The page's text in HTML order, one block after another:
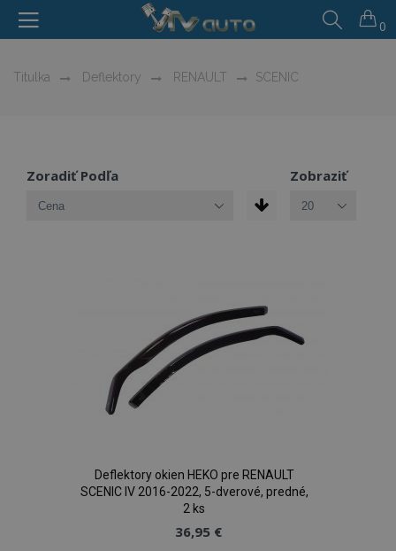
0
Titulka Deflektory RENAULT SCENIC
Zoradiť Podľa Zobraziť
Deflektory okien HEKO pre RENAULT
SCENIC IV 2016-2022, 5-dverové, predné,
2 ks
36,95 €